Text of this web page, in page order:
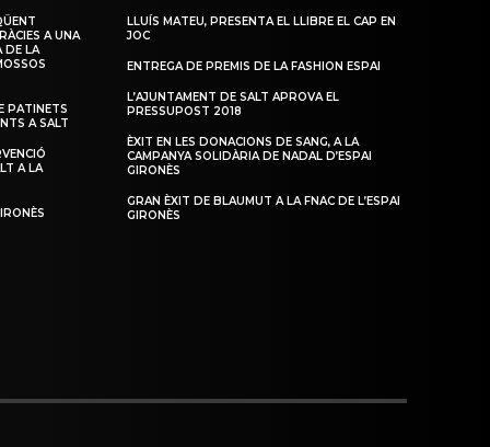
A UNA
DE LA
PATINETS
A SALT
A LA
LLUÍS MATEU, PRESENTA EL LLIBRE EL CAP EN
JOC
ENTREGA DE PREMIS DE LA FASHION ESPAI
L’AJUNTAMENT DE SALT APROVA EL
PRESSUPOST 2018
ÈXIT EN LES DONACIONS DE SANG, A LA
CAMPANYA SOLIDÀRIA DE NADAL D’ESPAI
GIRONÈS
GRAN ÈXIT DE BLAUMUT A LA FNAC DE L’ESPAI
GIRONÈS